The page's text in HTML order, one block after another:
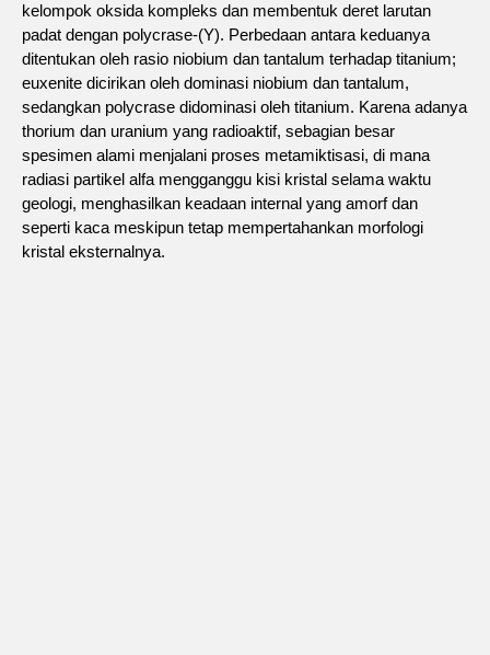
kelompok oksida kompleks dan membentuk deret larutan
padat dengan polycrase-(Y). Perbedaan antara keduanya
ditentukan oleh rasio niobium dan tantalum terhadap titanium;
euxenite dicirikan oleh dominasi niobium dan tantalum,
sedangkan polycrase didominasi oleh titanium. Karena adanya
thorium dan uranium yang radioaktif, sebagian besar
spesimen alami menjalani proses metamiktisasi, di mana
radiasi partikel alfa mengganggu kisi kristal selama waktu
geologi, menghasilkan keadaan internal yang amorf dan
seperti kaca meskipun tetap mempertahankan morfologi
kristal eksternalnya.